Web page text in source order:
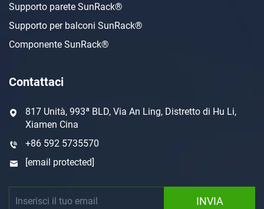
Supporto parete SunRack®
Supporto per balconi SunRack®
Componente SunRack®
Contattaci
817 Unità, 993ª BLD, Via An Ling, Distretto di Hu Li,
Xiamen Cina
+86 592 5735570
[email protected]
INVIA